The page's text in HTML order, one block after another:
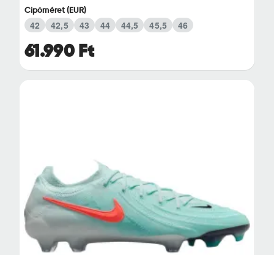
61.990 Ft
Cipőméret (EUR)
42 42,5 43 44 44,5 45,5 46